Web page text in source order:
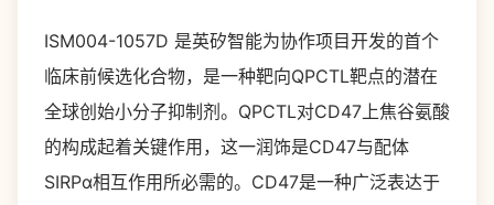
ISM004-1057D 是英矽智能为协作项目开发的首个
临床前候选化合物，是一种靶向QPCTL靶点的潜在
全球创始小分子抑制剂。QPCTL对CD47上焦谷氨酸
的构成起着关键作用，这一润饰是CD47与配体
SIRPα相互作用所必需的。CD47是一种广泛表达于